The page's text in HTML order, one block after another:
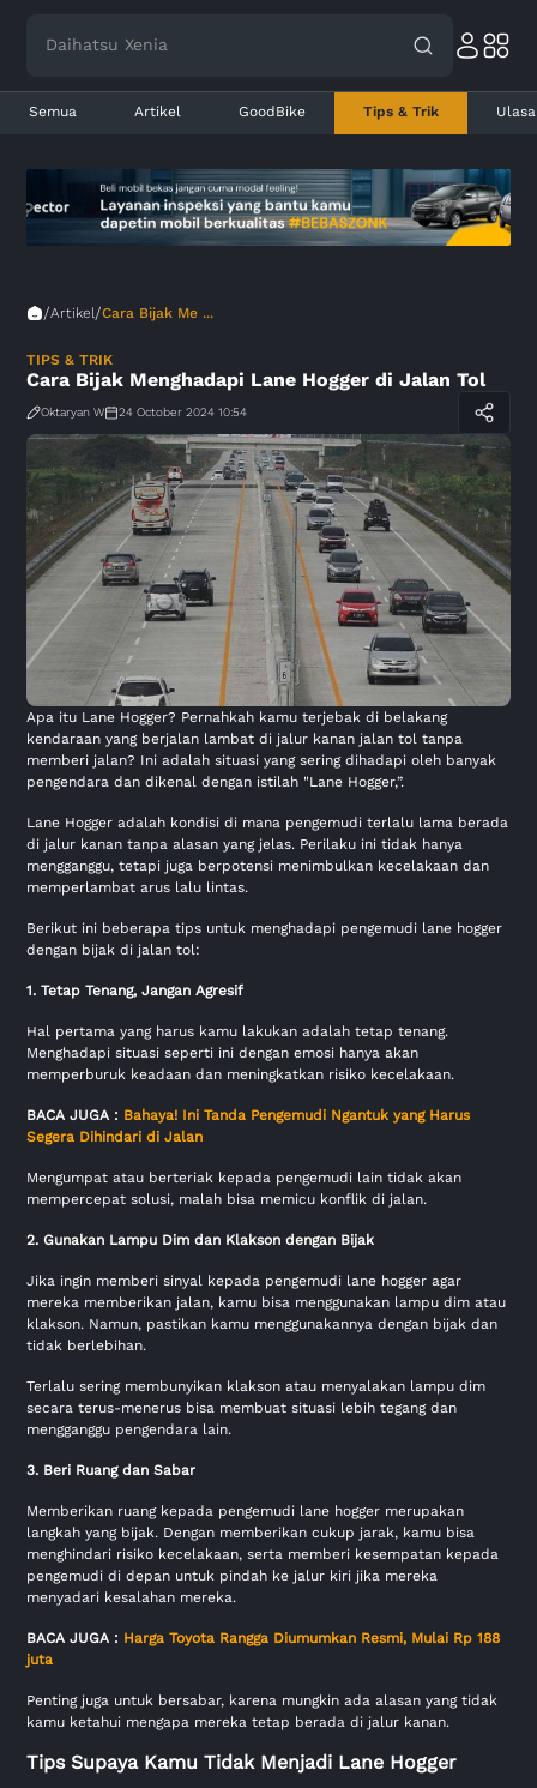
Daihatsu Xenia
Semua Artikel GoodBike Tips & Trik
/Artikel/Cara Bijak Me ...
TIPS & TRIK
Cara Bijak Menghadapi Lane Hogger di Jalan Tol
Oktaryan W 24 October 2024 10:54
Apa itu Lane Hogger? Pernahkah kamu terjebak di belakang
kendaraan yang berjalan lambat di jalur kanan jalan tol tanpa
memberi jalan? Ini adalah situasi yang sering dihadapi oleh banyak
pengendara dan dikenal dengan istilah "Lane Hogger,”.
Lane Hogger adalah kondisi di mana pengemudi terlalu lama berada
di jalur kanan tanpa alasan yang jelas. Perilaku ini tidak hanya
mengganggu, tetapi juga berpotensi menimbulkan kecelakaan dan
memperlambat arus lalu lintas.
Berikut ini beberapa tips untuk menghadapi pengemudi lane hogger
dengan bijak di jalan tol:
1. Tetap Tenang, Jangan Agresif
Hal pertama yang harus kamu lakukan adalah tetap tenang.
Menghadapi situasi seperti ini dengan emosi hanya akan
memperburuk keadaan dan meningkatkan risiko kecelakaan.
BACA JUGA : Bahaya! Ini Tanda Pengemudi Ngantuk yang Harus
Segera Dihindari di Jalan
Mengumpat atau berteriak kepada pengemudi lain tidak akan
mempercepat solusi, malah bisa memicu konflik di jalan.
2. Gunakan Lampu Dim dan Klakson dengan Bijak
Jika ingin memberi sinyal kepada pengemudi lane hogger agar
mereka memberikan jalan, kamu bisa menggunakan lampu dim atau
klakson. Namun, pastikan kamu menggunakannya dengan bijak dan
tidak berlebihan.
Terlalu sering membunyikan klakson atau menyalakan lampu dim
secara terus-menerus bisa membuat situasi lebih tegang dan
mengganggu pengendara lain.
3. Beri Ruang dan Sabar
Memberikan ruang kepada pengemudi lane hogger merupakan
langkah yang bijak. Dengan memberikan cukup jarak, kamu bisa
menghindari risiko kecelakaan, serta memberi kesempatan kepada
pengemudi di depan untuk pindah ke jalur kiri jika mereka
menyadari kesalahan mereka.
BACA JUGA : Harga Toyota Rangga Diumumkan Resmi, Mulai Rp 188
juta
Penting juga untuk bersabar, karena mungkin ada alasan yang tidak
kamu ketahui mengapa mereka tetap berada di jalur kanan.
Tips Supaya Kamu Tidak Menjadi Lane Hogger